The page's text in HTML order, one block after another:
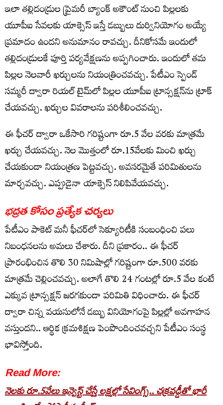
ఇలా తల్లిదండ్రుల ప్రైమరీ బ్యాంక్ అకౌంట్ నుంచి పిల్లలకు
యూపీఐ సేవలకు యాక్సెస్ ఇస్తే డబ్బులు దుర్వినియోగం అయ్యే
ప్రమాదం ఉందని అనుమానం రావచ్చు. దీనికోసమే ఇందులో
తల్లిదండ్రులకే పూర్తి పర్యవేక్షణను అప్పగించారు. ఇందులో తమ
పిల్లల నెలవారీ ఖర్చులను నియంత్రించవచ్చు. పేటీఎం స్పెండ్
సమ్మరీ ద్వారా రియల్ టైమ్‌లో పిల్లల యూపీఐ ట్రాన్సక్షన్‌ను ట్రాక్
చేయవచ్చు. ఖర్చుల వివరాలను పరిశీలించవచ్చు.
ఈ ఫీచర్ ద్వారా ఒకేసారి గరిష్టంగా రూ.5 వేల వరకు మాత్రమే
ఖర్చు చేయవచ్చు. నెల మొత్తంలో రూ.15వేలకు మించి ఖర్చు
చేయకుండా నియంత్రణ పెట్టవచ్చు.అవసరమైతే పరిమితులను
మార్చవచ్చు. ఎప్పుడైనా యాక్సెస్ నిలిపివేయవచ్చు.
భద్రత కోసం ప్రత్యేక చర్యలు
పేటీఎం పాకెట్ మనీ ఫీచర్‌లో సెక్యూరిటీకి సంబంధించి పలు
నిబంధనలను అమలు చేశారు. దీని ప్రకారం.. ఈ ఫీచర్
ప్రారంభించిన తొలి 30 నిమిషాల్లో గరిష్టంగా రూ.500 వరకు
మాత్రమే చెల్లించవచ్చు. అలాగే తొలి 24 గంటల్లో రూ.5 వేల కంటే
ఎక్కువ ట్రాన్సక్షన్ జరగకుండా పరిమితి విధించారు.ఈ ఫీచర్
ద్వారా చిన్న వయసులోనే డబ్బు వినియోగంపై పిల్లల్లో అవగాహన
వస్తుందని.. ఆర్థిక క్రమశిక్షణ పెంపొందించవచ్చని పేటీఎం సంస్థ
భావిస్తోంది.
Read More:
నెలకు రూ.5వేలు ఇన్వెస్ట్ చేస్తే లక్షల్లో సేవింగ్స్.. చక్రవడ్డీతో భారీ